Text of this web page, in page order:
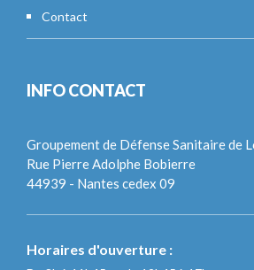
Contact
INFO CONTACT
Groupement de Défense Sanitaire de
Rue Pierre Adolphe Bobierre
44939 - Nantes cedex 09
Horaires d'ouverture :